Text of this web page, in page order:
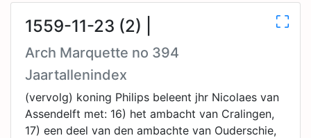
1559-11-23 (2) |
Arch Marquette no 394
Jaartallenindex
(vervolg) koning Philips beleent jhr Nicolaes van
Assendelft met: 16) het ambacht van Cralingen,
17) een deel van den ambachte van Ouderschie,